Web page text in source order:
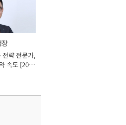
전략 전문가,
속도 [2026